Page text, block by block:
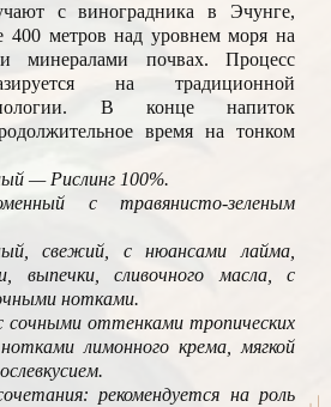
с виноградника в Эчунге,
400 метров над уровнем моря на
минералами почвах. Процесс
на традиционной
В конце напиток
время на тонком
— Рислинг 100%.
с травянисто-зеленым
свежий, с нюансами лайма,
выпечки, сливочного масла, с
нотками.
сочными оттенками тропических
лимонного крема, мягкой
рекомендуется на роль